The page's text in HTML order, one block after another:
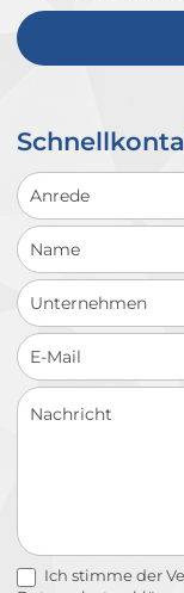
Schnellkontakt
Ich stimme der